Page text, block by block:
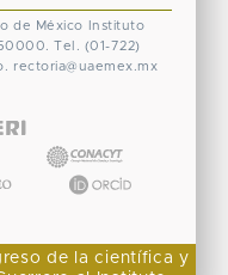
de México
Instituto
Tel. (01-722)
rectoria@uaemex.mx
de la científica y